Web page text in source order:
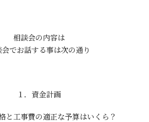
相談会の内容は
でお話する事は次の通り
１．資金計画
と工事費の適正な予算はいくら？